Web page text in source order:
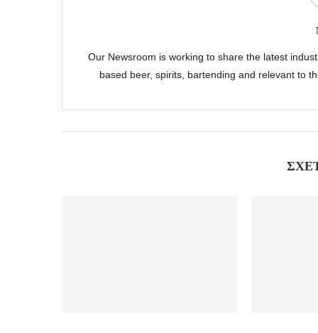
Our Newsroom is working to share the latest
based beer, spirits, bartending and relevant to